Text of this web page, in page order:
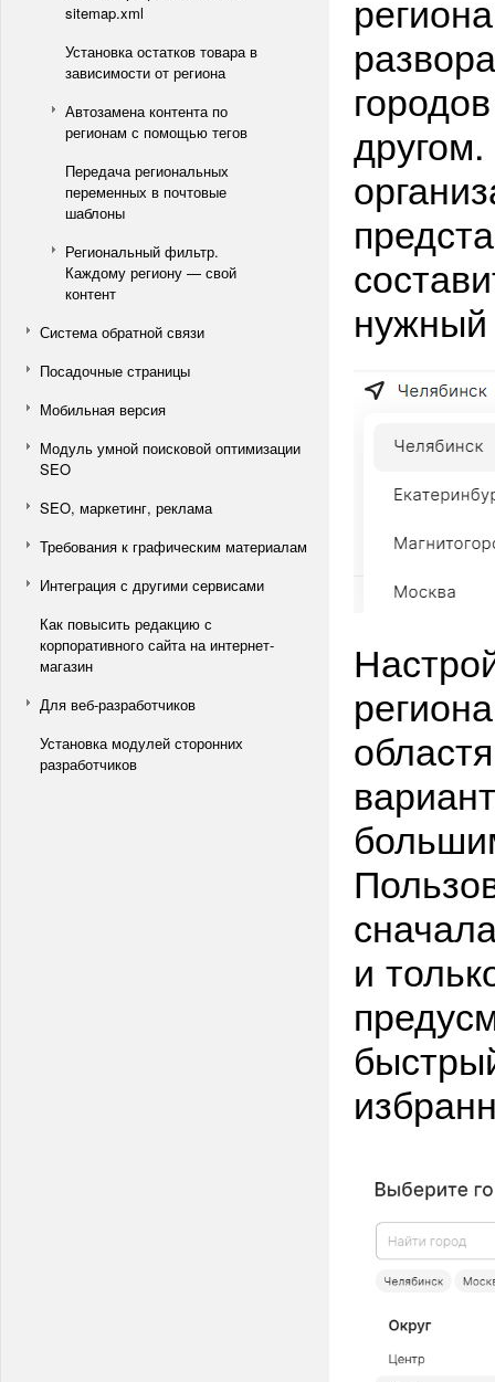
sitemap.xml
Установка остатков товара в
зависимости от региона
Автозамена контента по
регионам с помощью тегов
Передача региональных
переменных в почтовые
шаблоны
Региональный фильтр.
Каждому региону — свой
контент
Система обратной связи
Посадочные страницы
Мобильная версия
Модуль умной поисковой оптимизации
SEO
SEO, маркетинг, реклама
Требования к графическим материалам
Интеграция с другими сервисами
Как повысить редакцию с
корпоративного сайта на интернет-
магазин
Для веб-разработчиков
Установка модулей сторонних
разработчиков
нужный
и